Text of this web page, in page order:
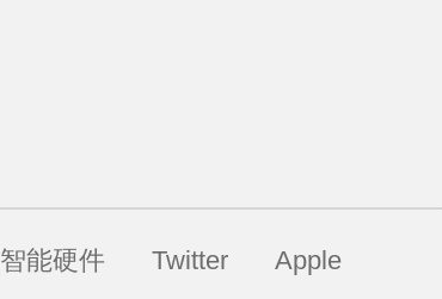
智能硬件 Twitter Apple